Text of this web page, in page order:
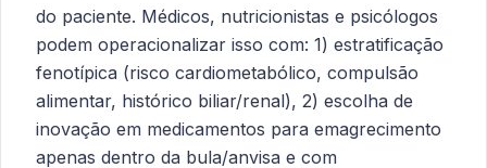
do paciente. Médicos, nutricionistas e psicólogos
podem operacionalizar isso com: 1) estratificação
fenotípica (risco cardiometabólico, compulsão
alimentar, histórico biliar/renal), 2) escolha de
inovação em medicamentos para emagrecimento
apenas dentro da bula/anvisa e com